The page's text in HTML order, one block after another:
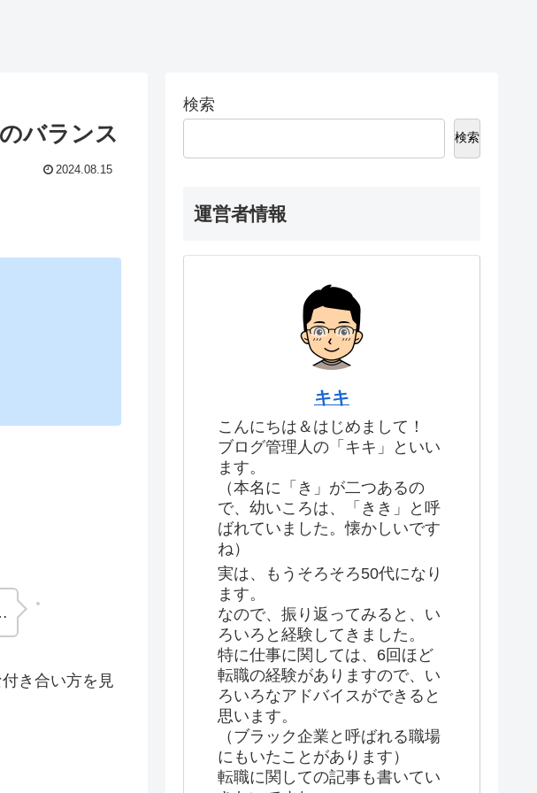
バランス
2024.08.15
き合い方を見
検索
検索
運営者情報
キキ
こんにちは＆はじめまして！
ブログ管理人の「キキ」といい
ます。
（本名に「き」が二つあるの
で、幼いころは、「きき」と呼
ばれていました。懐かしいです
ね）
実は、もうそろそろ50代になり
ます。
なので、振り返ってみると、い
ろいろと経験してきました。
特に仕事に関しては、6回ほど
転職の経験がありますので、い
ろいろなアドバイスができると
思います。
（ブラック企業と呼ばれる職場
にもいたことがあります）
転職に関しての記事も書いてい